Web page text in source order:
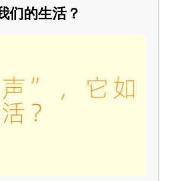
们的生活？